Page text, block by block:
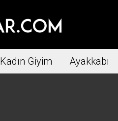
Kadın Giyim Ayakkabı